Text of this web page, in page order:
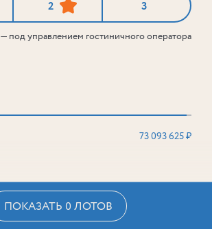
2 3
— под управлением гостиничного оператора
73 093 625 ₽
ПОКАЗАТЬ 0 ЛОТОВ